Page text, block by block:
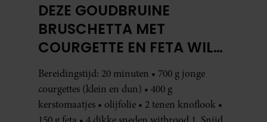
DEZE GOUDBRUINE
BRUSCHETTA MET
COURGETTE EN FETA WIL
JE METEEN MAKEN
Bereidingstijd: 20 minuten • 700 g jonge
courgettes (klein en dun) • 400 g
kerstomaatjes • olijfolie • 2 tenen knoflook •